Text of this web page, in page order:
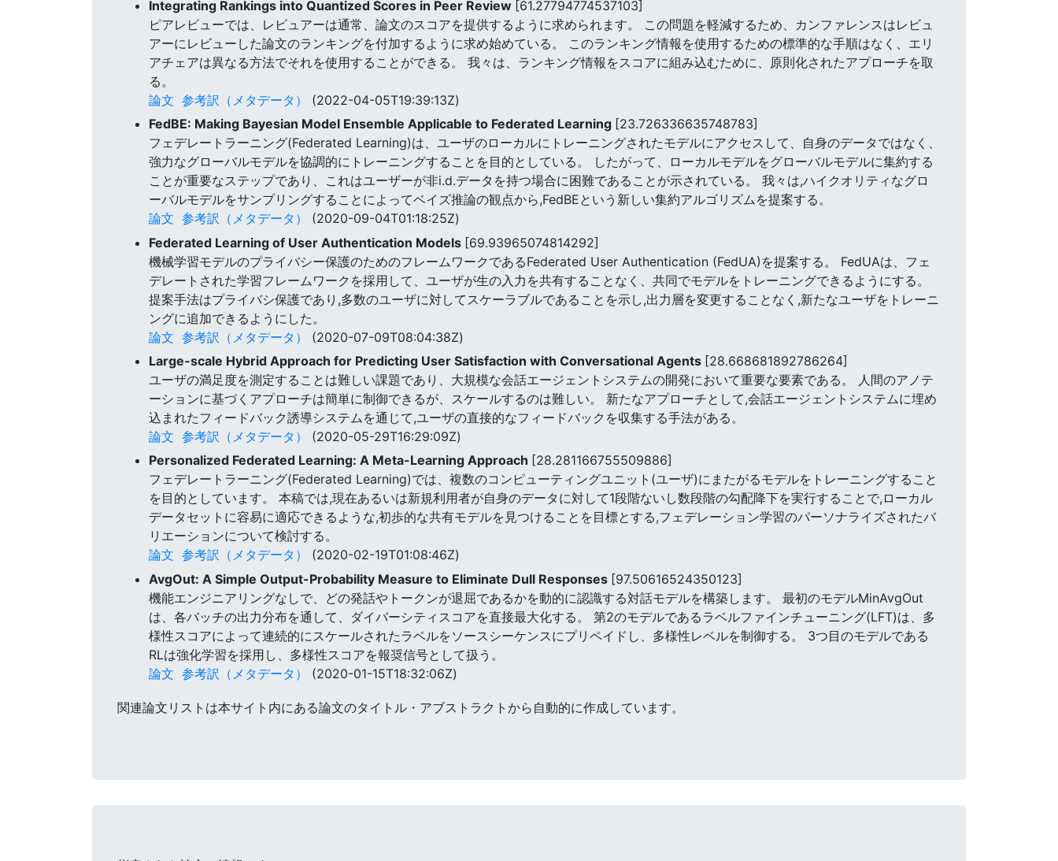
Integrating Rankings into Quantized Scores in Peer Review [61.27794774537103]
ピアレビューでは、レビュアーは通常、論文のスコアを提供するように求められます。 この問題を軽減するため、カンファレンスはレビュ
アーにレビューした論文のランキングを付加するように求め始めている。 このランキング情報を使用するための標準的な手順はなく、エリ
アチェアは異なる方法でそれを使用することができる。 我々は、ランキング情報をスコアに組み込むために、原則化されたアプローチを取
る。
論文 参考訳（メタデータ）
(2022-04-05T19:39:13Z)
FedBE: Making Bayesian Model Ensemble Applicable to Federated Learning [23.726336635748783]
フェデレートラーニング(Federated Learning)は、ユーザのローカルにトレーニングされたモデルにアクセスして、自身のデータではなく、
強力なグローバルモデルを協調的にトレーニングすることを目的としている。 したがって、ローカルモデルをグローバルモデルに集約する
ことが重要なステップであり、これはユーザーが非i.d.データを持つ場合に困難であることが示されている。 我々は,ハイクオリティなグロ
ーバルモデルをサンプリングすることによってベイズ推論の観点から,FedBEという新しい集約アルゴリズムを提案する。
論文 参考訳（メタデータ）
(2020-09-04T01:18:25Z)
Federated Learning of User Authentication Models [69.93965074814292]
機械学習モデルのプライバシー保護のためのフレームワークであるFederated User Authentication (FedUA)を提案する。 FedUAは、フェ
デレートされた学習フレームワークを採用して、ユーザが生の入力を共有することなく、共同でモデルをトレーニングできるようにする。
提案手法はプライバシ保護であり,多数のユーザに対してスケーラブルであることを示し,出力層を変更することなく,新たなユーザをトレーニ
ングに追加できるようにした。
論文 参考訳（メタデータ）
(2020-07-09T08:04:38Z)
Large-scale Hybrid Approach for Predicting User Satisfaction with Conversational Agents [28.668681892786264]
ユーザの満足度を測定することは難しい課題であり、大規模な会話エージェントシステムの開発において重要な要素である。 人間のアノテ
ーションに基づくアプローチは簡単に制御できるが、スケールするのは難しい。 新たなアプローチとして,会話エージェントシステムに埋め
込まれたフィードバック誘導システムを通じて,ユーザの直接的なフィードバックを収集する手法がある。
論文 参考訳（メタデータ）
(2020-05-29T16:29:09Z)
Personalized Federated Learning: A Meta-Learning Approach [28.281166755509886]
フェデレートラーニング(Federated Learning)では、複数のコンピューティングユニット(ユーザ)にまたがるモデルをトレーニングすること
を目的としています。 本稿では,現在あるいは新規利用者が自身のデータに対して1段階ないし数段階の勾配降下を実行することで,ローカル
データセットに容易に適応できるような,初歩的な共有モデルを見つけることを目標とする,フェデレーション学習のパーソナライズされたバ
リエーションについて検討する。
論文 参考訳（メタデータ）
(2020-02-19T01:08:46Z)
AvgOut: A Simple Output-Probability Measure to Eliminate Dull Responses [97.50616524350123]
機能エンジニアリングなしで、どの発話やトークンが退屈であるかを動的に認識する対話モデルを構築します。 最初のモデルMinAvgOut
は、各バッチの出力分布を通して、ダイバーシティスコアを直接最大化する。 第2のモデルであるラベルファインチューニング(LFT)は、多
様性スコアによって連続的にスケールされたラベルをソースシーケンスにプリペイドし、多様性レベルを制御する。 3つ目のモデルである
RLは強化学習を採用し、多様性スコアを報奨信号として扱う。
論文 参考訳（メタデータ） (2020-01-15T18:32:06Z)
関連論文リストは本サイト内にある論文のタイトル・アブストラクトから自動的に作成しています。